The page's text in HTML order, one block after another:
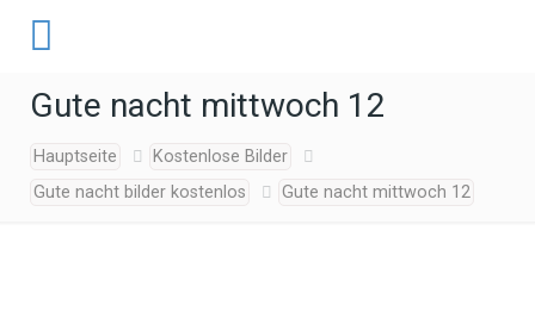
Gute nacht mittwoch 12
Hauptseite
Kostenlose Bilder
Gute nacht bilder kostenlos
Gute nacht mittwoch 12